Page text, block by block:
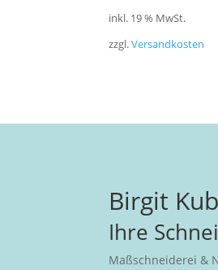
inkl. 19 % MwSt.
zzgl.Versandkosten
Birgit
Ihre
Maßschneiderei &